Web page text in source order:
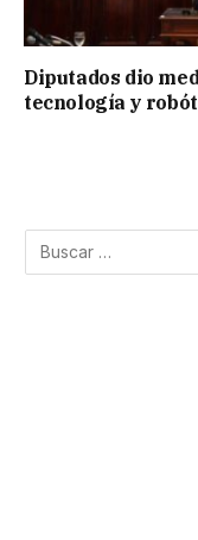
Diputados dio
tecnología y